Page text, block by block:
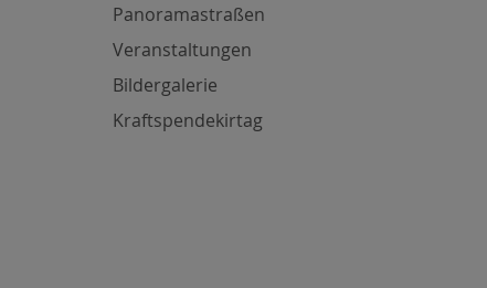
Panoramastraßen
Veranstaltungen
Bildergalerie
Kraftspendekirtag